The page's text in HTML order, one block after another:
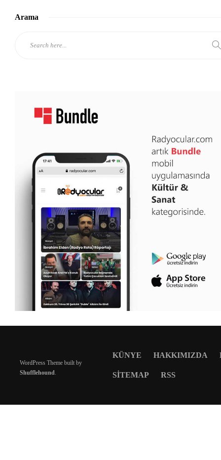
Arama
WordPress Theme built by
Shufflehound.
KÜNYE HAKKIMIZDA
SITEMAP RSS